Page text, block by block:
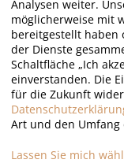
©2026 ·
Analysen weiter.
möglicherweise mit
bereitgestellt haben
der Dienste
Schaltfläche „Ich
einverstanden. Die
für die Zukunft
Art und den
Lassen Sie mich